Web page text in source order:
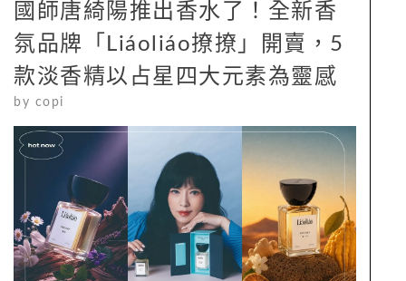
國師唐綺陽推出香水了！全新香
氛品牌「Liáoliáo撩撩」開賣，5
款淡香精以占星四大元素為靈感
by copi